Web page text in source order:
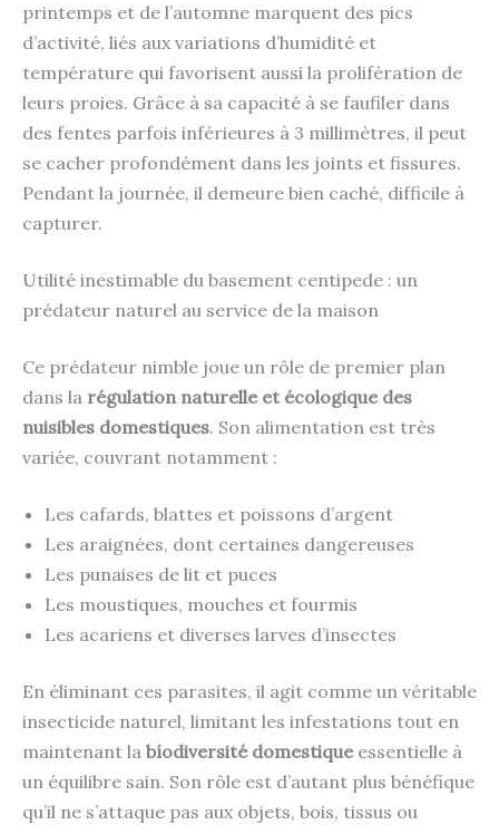
printemps et de l’automne marquent des pics
d’activité, liés aux variations d’humidité et
température qui favorisent aussi la prolifération de
leurs proies. Grâce à sa capacité à se faufiler dans
des fentes parfois inférieures à 3 millimètres, il peut
se cacher profondément dans les joints et fissures.
Pendant la journée, il demeure bien caché, difficile à
capturer.
Utilité inestimable du basement centipede : un
prédateur naturel au service de la maison
Ce prédateur nimble joue un rôle de premier plan
dans la régulation naturelle et écologique des
nuisibles domestiques. Son alimentation est très
variée, couvrant notamment :
Les cafards, blattes et poissons d’argent
Les araignées, dont certaines dangereuses
Les punaises de lit et puces
Les moustiques, mouches et fourmis
Les acariens et diverses larves d’insectes
En éliminant ces parasites, il agit comme un véritable
insecticide naturel, limitant les infestations tout en
maintenant la bíodiversité domestiqueessentielle à
un équilibre sain. Son rôle est d’autant plus bénéfique
qu’il ne s’attaque pas aux objets, bois, tissus ou